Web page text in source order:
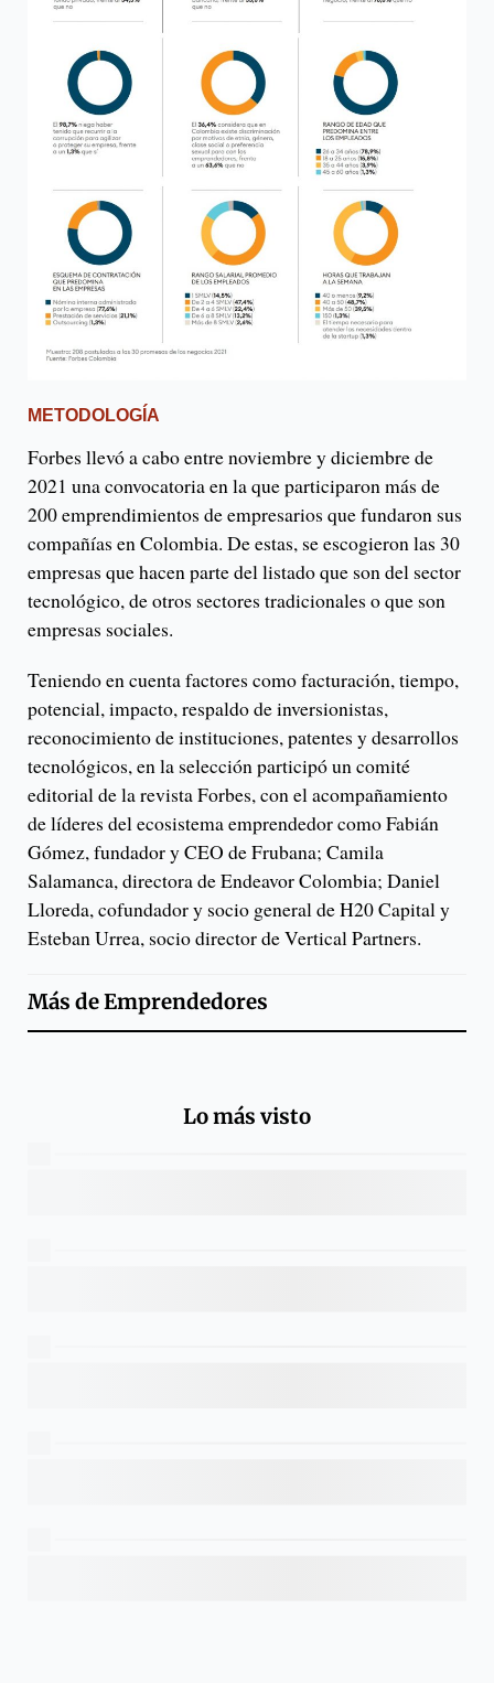
METODOLOGÍA
Forbes llevó a cabo entre noviembre y diciembre de
2021 una convocatoria en la que participaron más de
200 emprendimientos de empresarios que fundaron sus
compañías en Colombia. De estas, se escogieron las 30
empresas que hacen parte del listado que son del sector
tecnológico, de otros sectores tradicionales o que son
empresas sociales.
Teniendo en cuenta factores como facturación, tiempo,
potencial, impacto, respaldo de inversionistas,
reconocimiento de instituciones, patentes y desarrollos
tecnológicos, en la selección participó un comité
editorial de la revista Forbes, con el acompañamiento
de líderes del ecosistema emprendedor como Fabián
Gómez, fundador y CEO de Frubana; Camila
Salamanca, directora de Endeavor Colombia; Daniel
Lloreda, cofundador y socio general de H20 Capital y
Esteban Urrea, socio director de Vertical Partners.
Más deEmprendedores
Lo más visto